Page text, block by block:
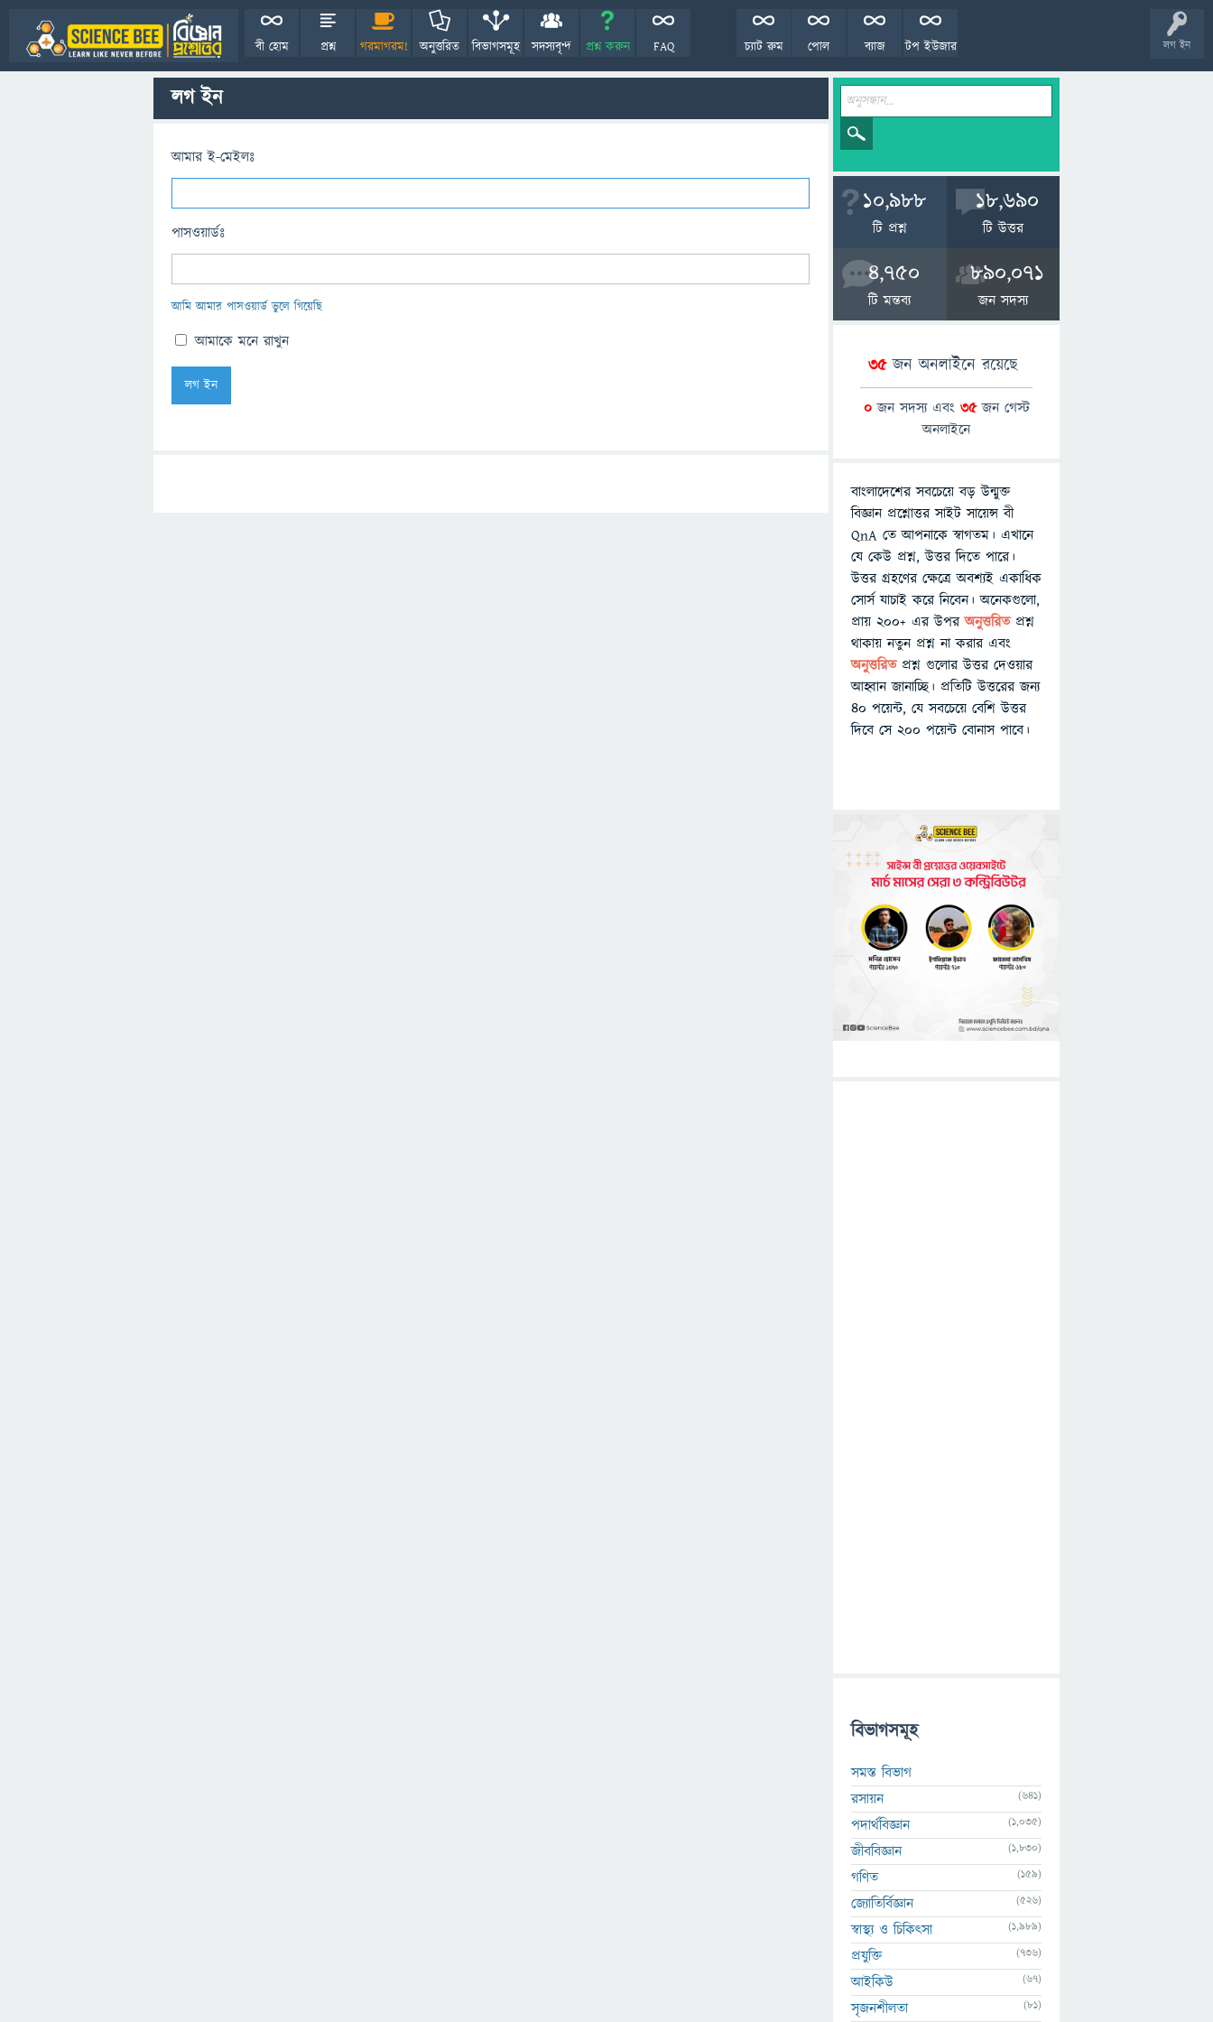
লগ ইন
বী হোম প্রশ্ন গরমাগরম! অনুত্তরিত বিভাগসমূহ সদস্যবৃন্দ প্রশ্ন করুন FAQ টপ ইউজার
ব্যাজ
পোল
চ্যাট রুম
লগ ইন
আমার ই-মেইলঃ
পাসওয়ার্ডঃ
আমি আমার পাসওয়ার্ড ভুলে গিয়েছি
আমাকে মনে রাখুন
10,988
টি প্রশ্ন
18,690
টি উত্তর
4,750
টি মন্তব্য
890,071
জন সদস্য
35জন অনলাইনে রয়েছে
0জন সদস্য এবং 35জন গেস্ট
অনলাইনে
বাংলাদেশের সবচেয়ে বড় উন্মুক্ত
বিজ্ঞান প্রশ্নোত্তর সাইট সায়েন্স বী
QnA তে আপনাকে স্বাগতম। এখানে
যে কেউ প্রশ্ন, উত্তর দিতে পারে।
উত্তর গ্রহণের ক্ষেত্রে অবশ্যই একাধিক
সোর্স যাচাই করে নিবেন। অনেকগুলো,
প্রায় ২০০+ এর উপরঅনুত্তরিতপ্রশ্ন
থাকায় নতুন প্রশ্ন না করার এবং
অনুত্তরিত প্রশ্ন গুলোর উত্তর দেওয়ার
আহ্বান জানাচ্ছি। প্রতিটি উত্তরের জন্য
৪০ পয়েন্ট, যে সবচেয়ে বেশি উত্তর
দিবে সে ২০০ পয়েন্ট বোনাস পাবে।
বিভাগসমূহ
সমস্ত বিভাগ
রসায়ন
(641)
পদার্থবিজ্ঞান (1,035)
জীববিজ্ঞান (1,830)
গণিত (159)
জ্যোতির্বিজ্ঞান (526)
স্বাস্থ্য ও চিকিৎসা (1,989)
প্রযুক্তি (736)
আইকিউ (67)
সৃজনশীলতা (81)